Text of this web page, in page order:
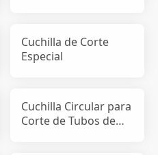
Cuchilla de Corte
Especial
Cuchilla Circular para
Corte de Tubos de